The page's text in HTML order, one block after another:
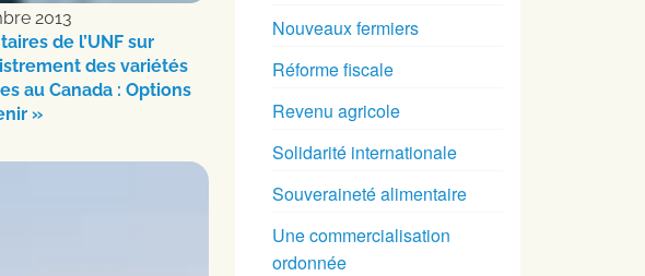
2013
de l’UNF sur
des variétés
au Canada : Options
»
Nouveaux fermiers
Réforme fiscale
Revenu agricole
Solidarité internationale
Souveraineté alimentaire
Une commercialisation
ordonnée